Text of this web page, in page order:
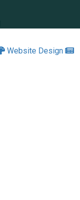
Website Design